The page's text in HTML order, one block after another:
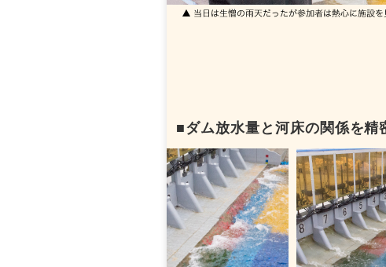
■ダム放水量と河床の関係を精